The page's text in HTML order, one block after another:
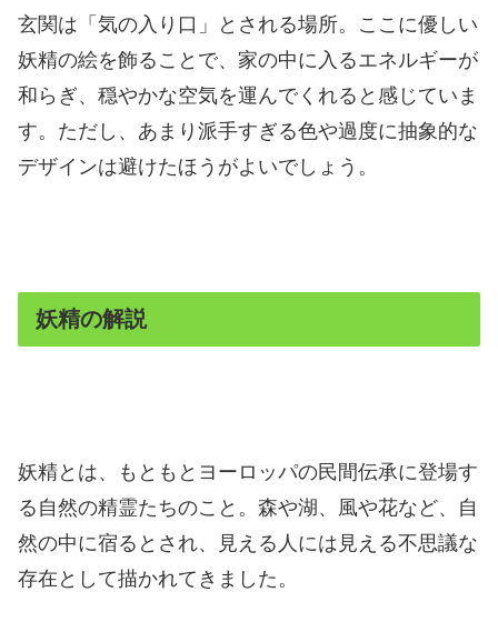
玄関は「気の入り口」とされる場所。ここに優しい
妖精の絵を飾ることで、家の中に入るエネルギーが
和らぎ、穏やかな空気を運んでくれると感じていま
す。ただし、あまり派手すぎる色や過度に抽象的な
デザインは避けたほうがよいでしょう。
妖精の解説
妖精とは、もともとヨーロッパの民間伝承に登場す
る自然の精霊たちのこと。森や湖、風や花など、自
然の中に宿るとされ、見える人には見える不思議な
存在として描かれてきました。